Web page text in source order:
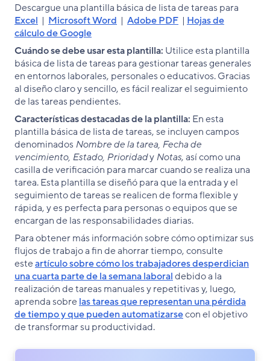
Descargue una plantilla básica de lista de tareas para
Excel | Microsoft Word | Adobe PDF | Hojas de
cálculo de Google
Cuándo se debe usar esta plantilla: Utilice esta plantilla
básica de lista de tareas para gestionar tareas generales
en entornos laborales, personales o educativos. Gracias
al diseño claro y sencillo, es fácil realizar el seguimiento
de las tareas pendientes.
Características destacadas de la plantilla: En esta
plantilla básica de lista de tareas, se incluyen campos
denominados Nombre de la tarea, Fecha de
vencimiento, Estado, PrioridadyNotas, así como una
casilla de verificación para marcar cuando se realiza una
tarea. Esta plantilla se diseñó para que la entrada y el
seguimiento de tareas se realicen de forma flexible y
rápida, y es perfecta para personas o equipos que se
encargan de las responsabilidades diarias.
Para obtener más información sobre cómo optimizar sus
flujos de trabajo a fin de ahorrar tiempo, consulte
esteartículo sobre cómo los trabajadores desperdician
una cuarta parte de la semana laboraldebido a la
realización de tareas manuales y repetitivas y, luego,
aprenda sobrelas tareas que representan una pérdida
de tiempo y que pueden automatizarsecon el objetivo
de transformar su productividad.